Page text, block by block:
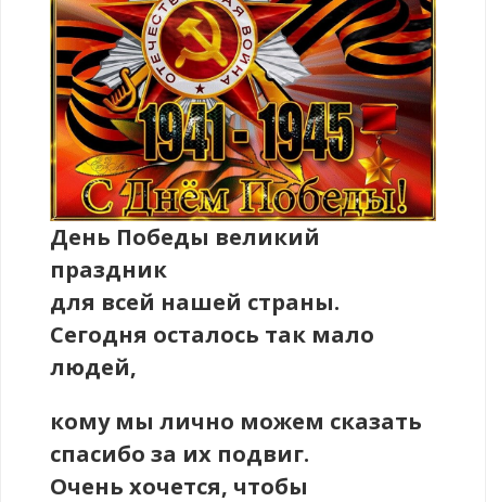
День Победы великий
праздник
для всей нашей страны.
Сегодня осталось так мало
людей,
кому мы лично можем сказать
спасибо за их подвиг.
Очень хочется, чтобы